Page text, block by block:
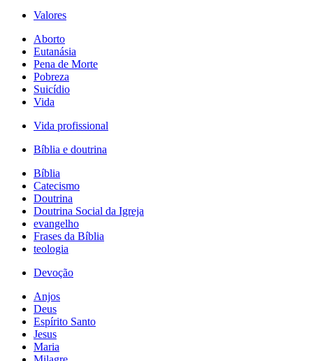
Valores
Aborto
Eutanásia
Pena de Morte
Pobreza
Suicídio
Vida
Vida profissional
Bíblia e doutrina
Bíblia
Catecismo
Doutrina
Doutrina Social da Igreja
evangelho
Frases da Bíblia
teologia
Devoção
Anjos
Deus
Espírito Santo
Jesus
Maria